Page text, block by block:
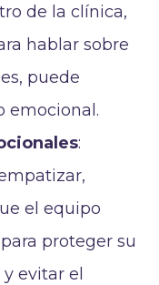
de la clínica,
hablar sobre
puede
emocional.
:
el equipo
proteger su
evitar el